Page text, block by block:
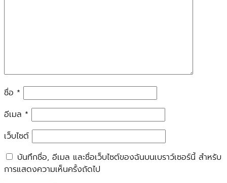
ชื่อ *
อีเมล *
เว็บไซต์
บันทึกชื่อ, อีเมล และชื่อเว็บไซต์ของฉันบนเบราว์เซอร์นี้ สำหรับ
การแสดงความเห็นครั้งถัดไป